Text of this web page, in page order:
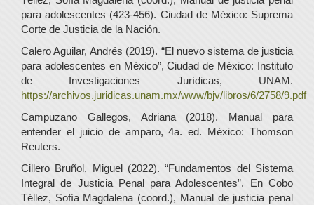
para adolescentes (423-456). Ciudad de México: Suprema
Corte de Justicia de la Nación.
Calero Aguilar, Andrés (2019). “El nuevo sistema de justicia
para adolescentes en México”, Ciudad de México: Instituto
de Investigaciones Jurídicas, UNAM.
https://archivos.juridicas.unam.mx/www/bjv/libros/6/2758/9.pdf
Campuzano Gallegos, Adriana (2018). Manual para
entender el juicio de amparo, 4a. ed. México: Thomson
Reuters.
Cillero Bruñol, Miguel (2022). “Fundamentos del Sistema
Integral de Justicia Penal para Adolescentes”. En Cobo
Téllez, Sofía Magdalena (coord.), Manual de justicia penal